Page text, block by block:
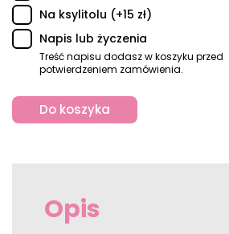
Na ksylitolu (+15 zł)
Napis lub życzenia
Treść napisu dodasz w koszyku przed
potwierdzeniem zamówienia.
Do koszyka
Opis